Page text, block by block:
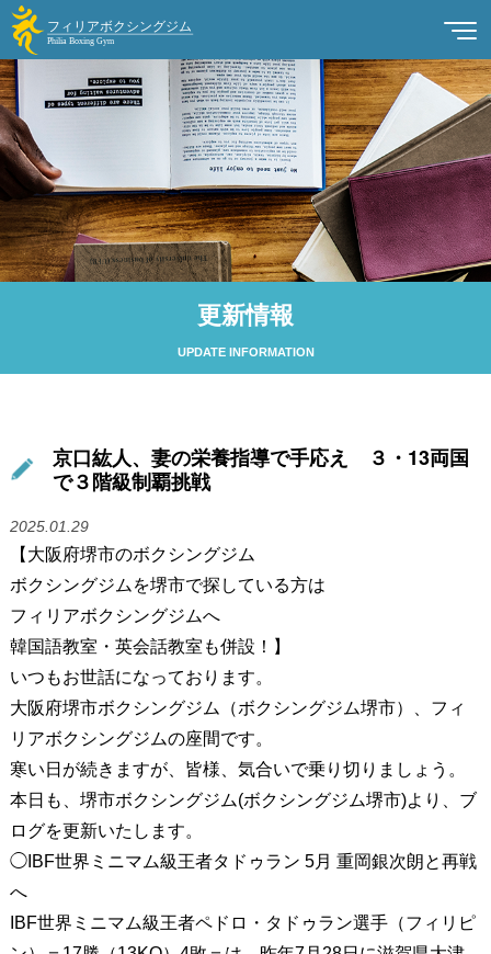
更新情報
UPDATE INFORMATION
京口紘人、妻の栄養指導で手応え ３・13両国
で３階級制覇挑戦
2025.01.29
【大阪府堺市のボクシングジム
ボクシングジムを堺市で探している方は
フィリアボクシングジムへ
韓国語教室・英会話教室も併設！】
いつもお世話になっております。
大阪府堺市ボクシングジム（ボクシングジム堺市）、フィ
リアボクシングジムの座間です。
寒い日が続きますが、皆様、気合いで乗り切りましょう。
本日も、堺市ボクシングジム(ボクシングジム堺市)より、ブ
ログを更新いたします。
◯IBF世界ミニマム級王者タドゥラン 5月 重岡銀次朗と再戦
へ
IBF世界ミニマム級王者ペドロ・タドゥラン選手（フィリピ